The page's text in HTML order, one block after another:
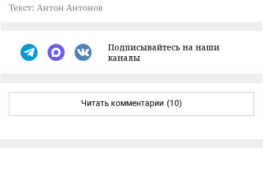
Текст: Антон Антонов
Подписывайтесь на наши
каналы
Читать комментарии (10)